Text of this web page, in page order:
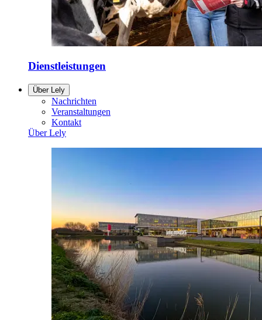
Dienstleistungen
Über Lely
Nachrichten
Veranstaltungen
Kontakt
Über Lely